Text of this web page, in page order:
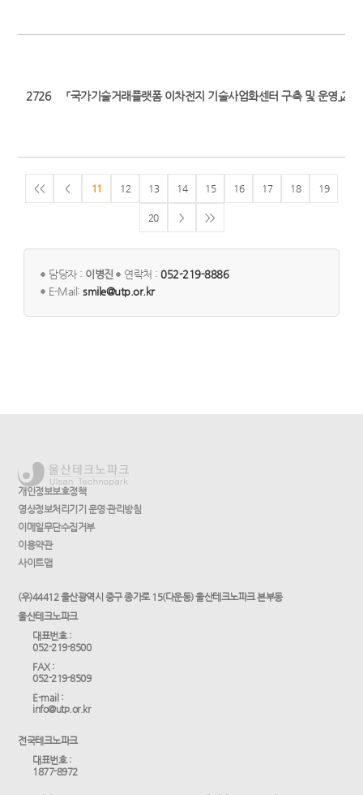
2726 「국가기술거래플랫폼 이차전지 기술사업화센터 구축 및 운영」
<< < 11 12 13 14 15 16 17 18 19
20 > >>
담당자 : 이병진 연락처 :052-219-8886
E-Mail:smile@utp.or.kr
개인정보보호정책
영상정보처리기기 운영·관리방침
이메일무단수집거부
이용약관
사이트맵
(우)44412 울산광역시 중구 종가로 15(다운동) 울산테크노파크 본부동
울산테크노파크
대표번호 :
052-219-8500
FAX :
052-219-8509
E-mail :
info@utp.or.kr
전국테크노파크
대표번호 :
1877-8972